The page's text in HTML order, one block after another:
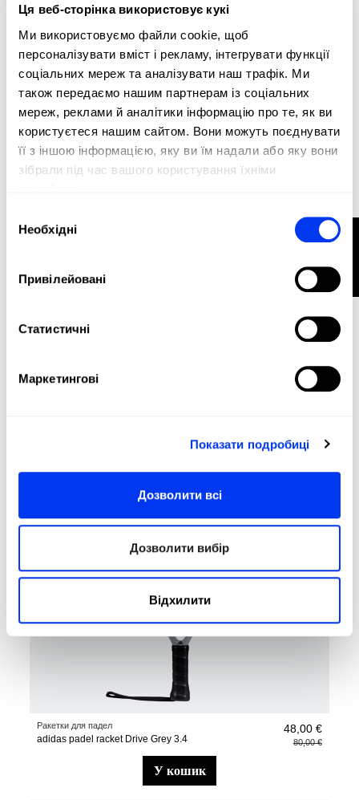
Ця веб-сторінка використовує кукі
Ми використовуємо файли cookie, щоб
персоналізувати вміст і рекламу, інтегрувати функції
соціальних мереж та аналізувати наш трафік. Ми
також передаємо нашим партнерам із соціальних
мереж, реклами й аналітики інформацію про те, як ви
користуєтеся нашим сайтом. Вони можуть поєднувати
її з іншою інформацією, яку ви їм надали або яку вони
зібрали під час вашого користування їхніми
згоди
Необхідні
Привілейовані
Статистичні
Маркетингові
Показати подробиці
Дозволити всі
Дозволити вибір
Відхилити
Ракетки для падел
Ракетка для паделю adidas Drive Black 2026
80,00 €
у кошик
у кошик
Ракетки для падел
adidas padel racket Drive Grey 3.4
48,00 €
80,00 €
у кошик